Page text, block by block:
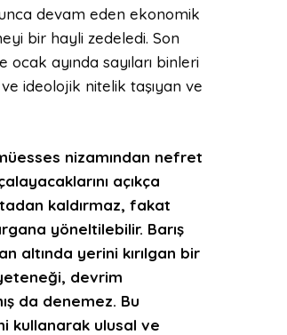
devam eden ekonomik
bir hayli zedeledi. Son
ocak ayında sayıları binleri
ideolojik nitelik taşıyan ve
nizamından nefret
açıkça
kaldırmaz, fakat
yöneltilebilir. Barış
altında yerini kırılgan bir
devrim
da denemez. Bu
kullanarak ulusal ve